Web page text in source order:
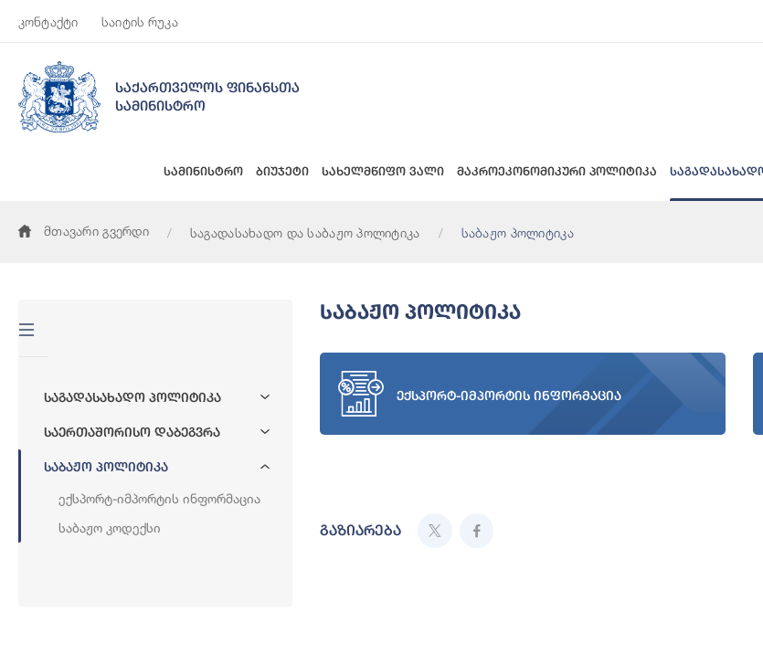
კონტაქტი საიტის რუკა
საქართველოს ფინანსთა
სამინისტრო
სამინისტრო ბიუჯეტი სახელმწიფო ვალი მაკროეკონომიკური პოლიტიკა
მთავარი გვერდი საგადასახადო და საბაჟო პოლიტიკა საბაჟო პოლიტიკა
Საგადასახადო Პოლიტიკა
Საერთაშორისო Დაბეგვრა
Საბაჟო Პოლიტიკა
Ექსპორტ-Იმპორტის Ინფორმაცია
Საბაჟო Კოდექსი
Საბაჟო Პოლიტიკა
ექსპორტ-იმპორტის ინფორმაცია
გაზიარება